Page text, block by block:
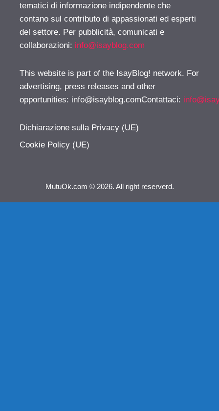
tematici di informazione indipendente che
contano sul contributo di appassionati ed esperti
del settore. Per pubblicità, comunicati e
collaborazioni: info@isayblog.com
This website is part of the IsayBlog! network. For
advertising, press releases and other
opportunities: info@isayblog.comContattaci:
Dichiarazione sulla Privacy (UE)
Cookie Policy (UE)
MutuOk.com © 2026. All right reserverd.